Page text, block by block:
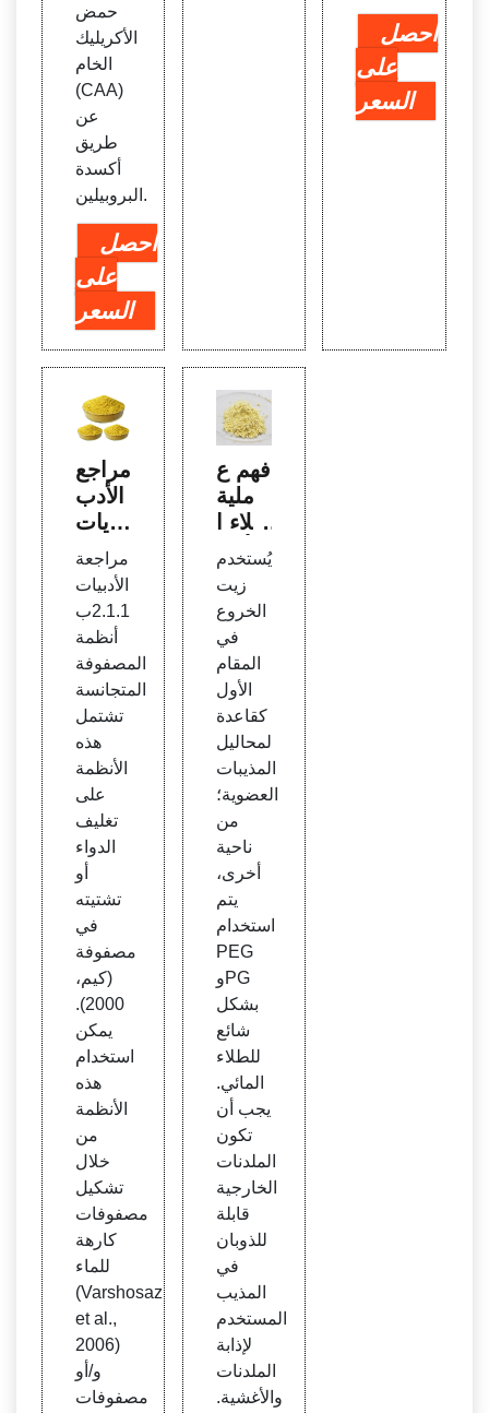
حمض
الأكريليك
الخام
(CAA)
عن
طريق
أكسدة
البروبيلين.
احصل
على
السعر
احصل
على
السعر
مراجع
ة الأدب
يات -
Shod
hgan
ga
مراجعة
الأدبيات
2.1.1ب
أنظمة
المصفوفة
المتجانسة
تشتمل
هذه
الأنظمة
على
تغليف
الدواء
أو
تشتيته
في
مصفوفة
(كيم،
2000).
يمكن
استخدام
هذه
الأنظمة
من
خلال
تشكيل
مصفوفات
كارهة
للماء
(Varshosaz
et al.,
2006)
و/أو
مصفوفات
فهم ع
ملية
طلاء ا
ص |
مكاب
س الأ
قراص
LFA
يُستخدم
زيت
الخروع
في
المقام
الأول
كقاعدة
لمحاليل
المذيبات
العضوية؛
من
ناحية
أخرى،
يتم
استخدام
PEG
وPG
بشكل
شائع
للطلاء
المائي.
يجب أن
تكون
الملدنات
الخارجية
قابلة
للذوبان
في
المذيب
المستخدم
لإذابة
الملدنات
والأغشية.